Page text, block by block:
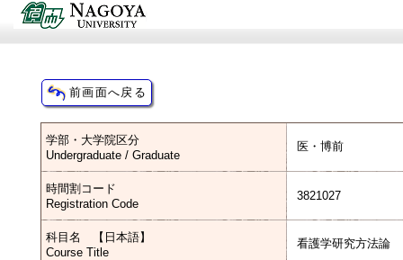
学部・大学院区分
Undergraduate / Graduate
医・博前
時間割コード
Registration Code
3821027
科目名 【日本語】
Course Title
看護学研究方法論